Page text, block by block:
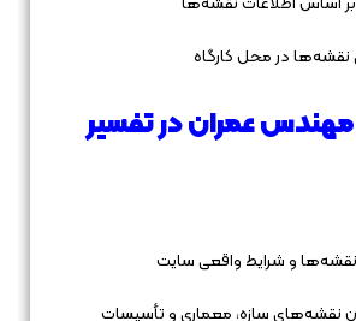
نقشه‌ها در محل کارگاه
عمران در تفسیر
و شرایط واقعی سایت
سازه، معماری و تأسیسات